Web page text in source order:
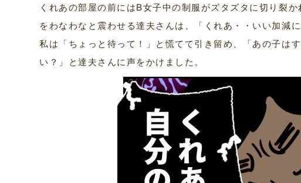
くれあの部屋の前にはB女子中の制服がズタズタに切り裂
をわなわなと震わせる達夫さんは、「くれあ・・いい加減
私は「ちょっと待って！」と慌てて引き留め、「あの子は
い？」と達夫さんに声をかけました。